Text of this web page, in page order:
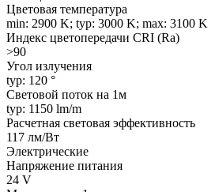
Цветовая температура
min: 2900 K; typ: 3000 K; max: 3100 K
Индекс цветопередачи CRI (Ra)
>90
Угол излучения
typ: 120 °
Световой поток на 1м
typ: 1150 lm/m
Расчетная световая эффективность
117 лм/Вт
Электрические
Напряжение питания
24 V